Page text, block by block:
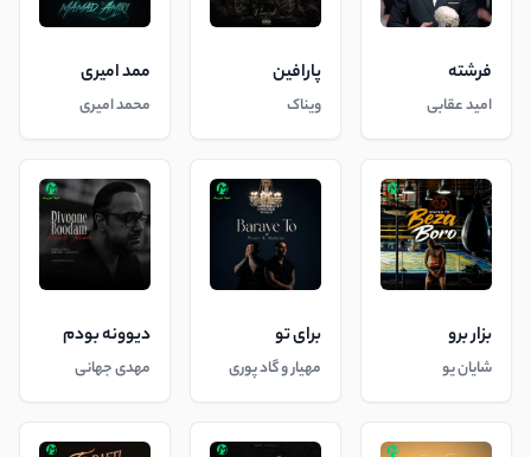
فرشته
امید عقابی
پارافین
ویناک
ممد امیری
محمد امیری
بزار برو
شایان یو
برای تو
مهیار و گاد پوری
دیوونه بودم
مهدی جهانی